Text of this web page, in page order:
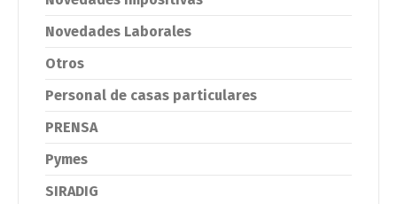
Novedades Laborales
Otros
Personal de casas particulares
PRENSA
Pymes
SIRADIG